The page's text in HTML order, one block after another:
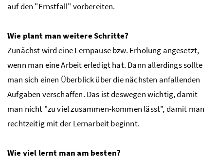
auf den "Ernstfall" vorbereiten.
Wie plant man weitere Schritte?
Zunächst wird eine Lernpause bzw. Erholung angesetzt,
wenn man eine Arbeit erledigt hat. Dann allerdings sollte
man sich einen Überblick über die nächsten anfallenden
Aufgaben verschaffen. Das ist deswegen wichtig, damit
man nicht "zu viel zusammen-kommen lässt", damit man
rechtzeitig mit der Lernarbeit beginnt.
Wie viel lernt man am besten?